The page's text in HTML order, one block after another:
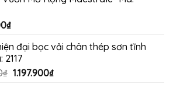
₫
đại bọc vải chân thép sơn tĩnh
2117
₫ Giá
1.197.900₫Giá